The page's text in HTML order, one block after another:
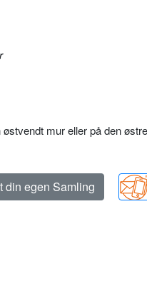
mur eller på den
din egen Samling